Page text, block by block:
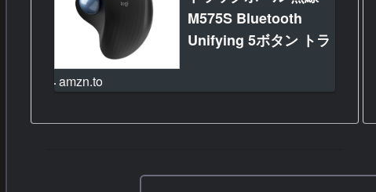
M575S Bluetooth
Unifying 5ボタン トラ
Chrome 電池寿命最大
国内正規品 : パソコ
amzn.to